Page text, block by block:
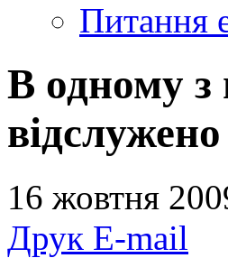
Питання
В одному
16 жовтня
Друк E-mail